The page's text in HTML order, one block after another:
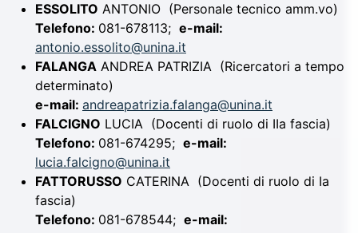
ESSOLITO ANTONIO (Personale tecnico amm.vo)
Telefono: 081-678113; e-mail:
antonio.essolito@unina.it
FALANGA ANDREA PATRIZIA (Ricercatori a tempo
determinato)
e-mail: andreapatrizia.falanga@unina.it
FALCIGNO LUCIA (Docenti di ruolo di IIa fascia)
Telefono: 081-674295; e-mail:
lucia.falcigno@unina.it
FATTORUSSO CATERINA (Docenti di ruolo di Ia
fascia)
Telefono: 081-678544; e-mail: